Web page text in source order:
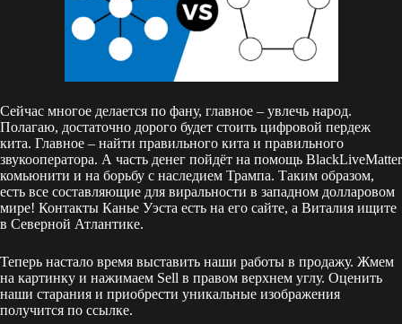
Сейчас многое делается по фану, главное – увлечь народ.
Полагаю, достаточно дорого будет стоить цифровой пердеж
кита. Главное – найти правильного кита и правильного
звукооператора. А часть денег пойдёт на помощь BlackLiveMatter
комьюнити и на борьбу с наследием Трампа. Таким образом,
есть все составляющие для виральности в западном долларовом
мире! Контакты Канье Уэста есть на его сайте, а Виталия ищите
в Северной Атлантике.
Теперь настало время выставить наши работы в продажу. Жмем
на картинку и нажимаем Sell в правом верхнем углу. Оценить
наши старания и приобрести уникальные изображения
получится по ссылке.